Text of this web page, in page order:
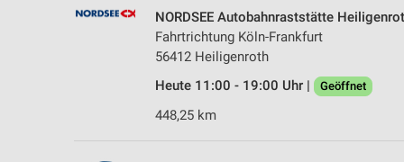
NORDSEE Autobahnraststätte
Fahrtrichtung Köln-Frankfurt
56412 Heiligenroth
Heute 11:00 - 19:00 Uhr |
Geöffnet
448,25 km